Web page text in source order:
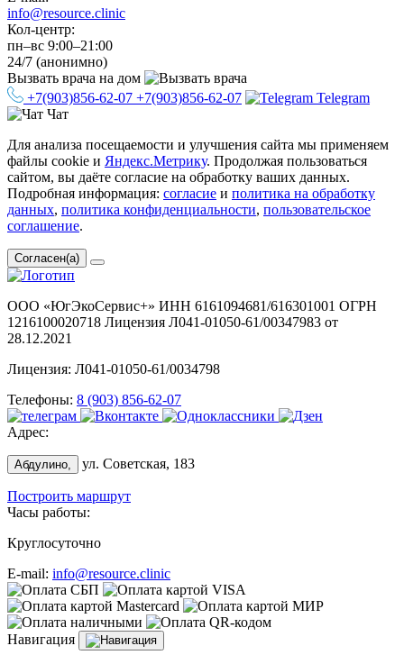
info@resource.clinic
Кол-центр:
пн–вс 9:00–21:00
24/7 (анонимно)
Вызвать врача на дом
+7(903)856-62-07 +7(903)856-62-07
Telegram
Чат
Для анализа посещаемости и улучшения сайта мы применяем
файлы cookie и Яндекс.Метрику. Продолжая пользоваться
сайтом, вы даёте согласие на обработку ваших данных.
Подробная информация: согласие и политика на обработку
данных, политика конфиденциальности, пользовательское
соглашение.
Согласен(а)
ООО «ЮгЭкоСервис+» ИНН 6161094681/616301001 ОГРН
1216100020718 Лицензия Л041-01050-61/00347983 от
28.12.2021
Лицензия: Л041-01050-61/0034798
Телефоны: 8 (903) 856-62-07
Адрес:
Абдулино, ул. Советская, 183
Построить маршрут
Часы работы:
Круглосуточно
E-mail: info@resource.clinic
Навигация